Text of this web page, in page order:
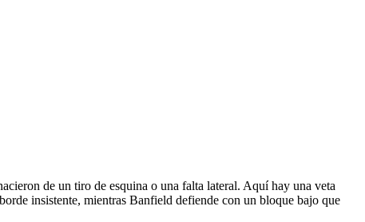
de un tiro de esquina o una falta lateral. Aquí hay una veta
insistente, mientras Banfield defiende con un bloque bajo que